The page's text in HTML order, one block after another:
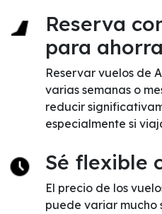
Reserva
para
Reservar vuelos de
varias semanas o
reducir
especialmente si
Sé flexible
El precio de los
puede variar mucho